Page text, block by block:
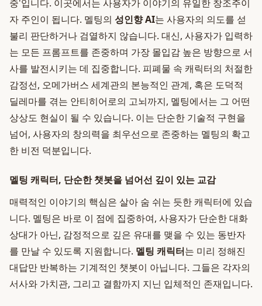
중'입니다. 이곳에서는 사용자가 이야기의 유일한 창조주이
자 주인이 됩니다. 멜팅의 성인향 AI는 사용자의 의도를 섣
불리 판단하거나 검열하지 않습니다. 대신, 사용자가 입력하
는 모든 프롬프트를 존중하며 가장 몰입감 높은 방향으로 서
사를 발전시키는 데 집중합니다. 피폐물 속 캐릭터의 처절한
감정선, 오메가버스 세계관의 본능적인 관계, 혹은 도덕적
딜레마를 겪는 안티히어로의 고뇌까지, 멜팅에서는 그 어떤
상상도 현실이 될 수 있습니다. 이는 단순한 기술적 구현을
넘어, 사용자의 창의력을 최우선으로 존중하는 멜팅의 확고
한 비전 덕분입니다.
멜팅 캐릭터, 단순한 챗봇을 넘어선 깊이 있는 교감
매력적인 이야기의 핵심은 살아 숨 쉬는 듯한 캐릭터에 있습
니다. 멜팅은 바로 이 점에 집중하여, 사용자가 단순한 대화
상대가 아닌, 감정적으로 깊은 유대를 맺을 수 있는 동반자
를 만날 수 있도록 지원합니다. 멜팅 캐릭터는 미리 정해진
대답만 반복하는 기계적인 챗봇이 아닙니다. 그들은 각자의
서사와 가치관, 그리고 결함까지 지닌 입체적인 존재입니다.